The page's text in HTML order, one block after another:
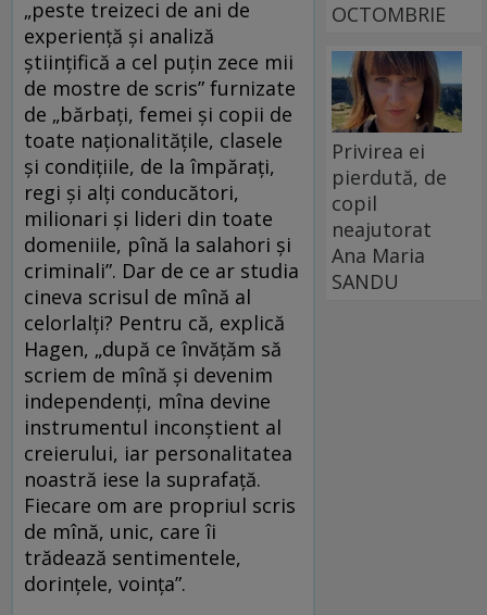
„peste treizeci de ani de
experiență și analiză
științifică a cel puțin zece mii
de mostre de scris” furnizate
de „bărbați, femei și copii de
toate naționalitățile, clasele
și condițiile, de la împărați,
regi și alți conducători,
milionari și lideri din toate
domeniile, pînă la salahori și
criminali”. Dar de ce ar studia
cineva scrisul de mînă al
celorlalți? Pentru că, explică
Hagen, „după ce învățăm să
scriem de mînă și devenim
independenți, mîna devine
instrumentul inconștient al
creierului, iar personalitatea
noastră iese la suprafață.
Fiecare om are propriul scris
de mînă, unic, care îi
trădează sentimentele,
dorințele, voința”.
OCTOMBRIE
Privirea ei
pierdută, de
copil
neajutorat
Ana Maria
SANDU